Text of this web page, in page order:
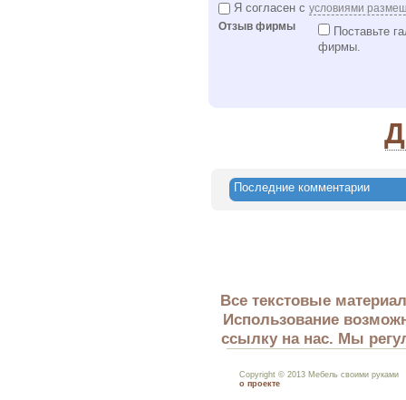
Я согласен с условиями
Отзыв фирмы
Поставьте
фирмы.
Последние комментарии
Все текстовые
Использование
ссылку на нас. Мы
Copyright © 2013 Мебель своими руками
о проекте